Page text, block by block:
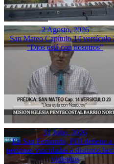
2 Agosto, 2026
San Mateo Capítulo 14 versículo
“Dios está con nosotros”
31 Julio, 2026
En San Fernando, PDI detiene a
personas vinculadas a distintos
violentos